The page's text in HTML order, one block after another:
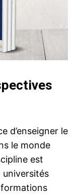
d’enseigner le
le monde
est
universités
formations